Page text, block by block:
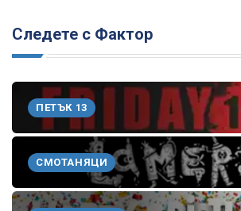
Следете с Фактор
ПЕТЪК 13
СМОТАНЯЦИ